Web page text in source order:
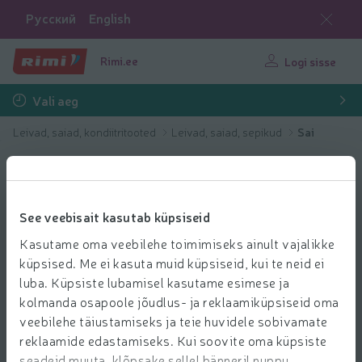
See veebisait kasutab küpsiseid
Kasutame oma veebilehe toimimiseks ainult vajalikke
küpsised. Me ei kasuta muid küpsiseid, kui te neid ei
luba. Küpsiste lubamisel kasutame esimese ja
kolmanda osapoole jõudlus- ja reklaamiküpsiseid oma
veebilehe täiustamiseks ja teie huvidele sobivamate
reklaamide edastamiseks. Kui soovite oma küpsiste
Русский English
Rimi.ee Logi sisse
Vali aeg
Leivad, saiad, kondiitritooted Leivad, saiad, sepikud Sai